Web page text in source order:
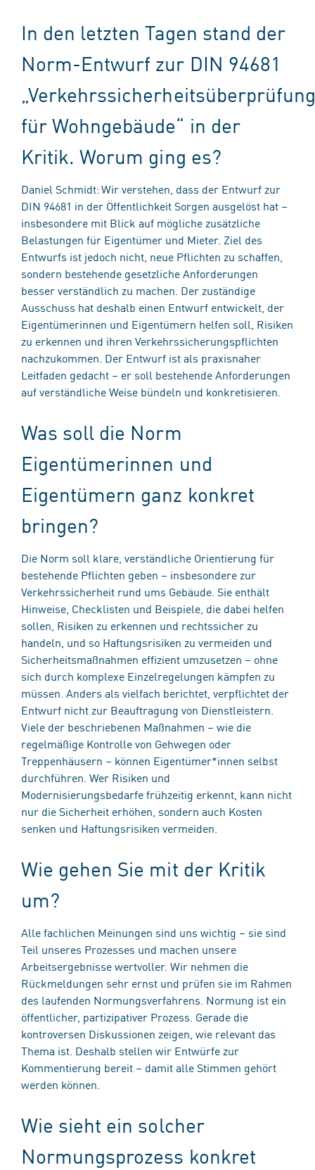
In den letzten Tagen stand der
Norm-Entwurf zur DIN 94681
„Verkehrssicherheitsüberprüfung
für Wohngebäude“ in der
Kritik. Worum ging es?
Daniel Schmidt: Wir verstehen, dass der Entwurf zur
DIN 94681 in der Öffentlichkeit Sorgen ausgelöst hat –
insbesondere mit Blick auf mögliche zusätzliche
Belastungen für Eigentümer und Mieter. Ziel des
Entwurfs ist jedoch nicht, neue Pflichten zu schaffen,
sondern bestehende gesetzliche Anforderungen
besser verständlich zu machen. Der zuständige
Ausschuss hat deshalb einen Entwurf entwickelt, der
Eigentümerinnen und Eigentümern helfen soll, Risiken
zu erkennen und ihren Verkehrssicherungspflichten
nachzukommen. Der Entwurf ist als praxisnaher
Leitfaden gedacht – er soll bestehende Anforderungen
auf verständliche Weise bündeln und konkretisieren.
Was soll die Norm
Eigentümerinnen und
Eigentümern ganz konkret
bringen?
Die Norm soll klare, verständliche Orientierung für
bestehende Pflichten geben – insbesondere zur
Verkehrssicherheit rund ums Gebäude. Sie enthält
Hinweise, Checklisten und Beispiele, die dabei helfen
sollen, Risiken zu erkennen und rechtssicher zu
handeln, und so Haftungsrisiken zu vermeiden und
Sicherheitsmaßnahmen effizient umzusetzen – ohne
sich durch komplexe Einzelregelungen kämpfen zu
müssen. Anders als vielfach berichtet, verpflichtet der
Entwurf nicht zur Beauftragung von Dienstleistern.
Viele der beschriebenen Maßnahmen – wie die
regelmäßige Kontrolle von Gehwegen oder
Treppenhäusern – können Eigentümer*innen selbst
durchführen. Wer Risiken und
Modernisierungsbedarfe frühzeitig erkennt, kann nicht
nur die Sicherheit erhöhen, sondern auch Kosten
senken und Haftungsrisiken vermeiden.
Wie gehen Sie mit der Kritik
um?
Alle fachlichen Meinungen sind uns wichtig – sie sind
Teil unseres Prozesses und machen unsere
Arbeitsergebnisse wertvoller. Wir nehmen die
Rückmeldungen sehr ernst und prüfen sie im Rahmen
des laufenden Normungsverfahrens. Normung ist ein
öffentlicher, partizipativer Prozess. Gerade die
kontroversen Diskussionen zeigen, wie relevant das
Thema ist. Deshalb stellen wir Entwürfe zur
Kommentierung bereit – damit alle Stimmen gehört
werden können.
Wie sieht ein solcher
Normungsprozess konkret